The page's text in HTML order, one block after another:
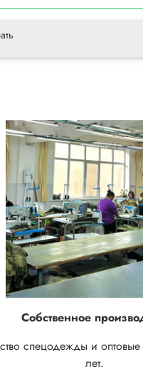
Собственное
спецодежды и
лет.